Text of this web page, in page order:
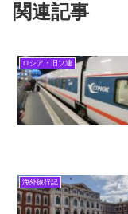
関連記事
ロシア・旧ソ連
海外旅行記